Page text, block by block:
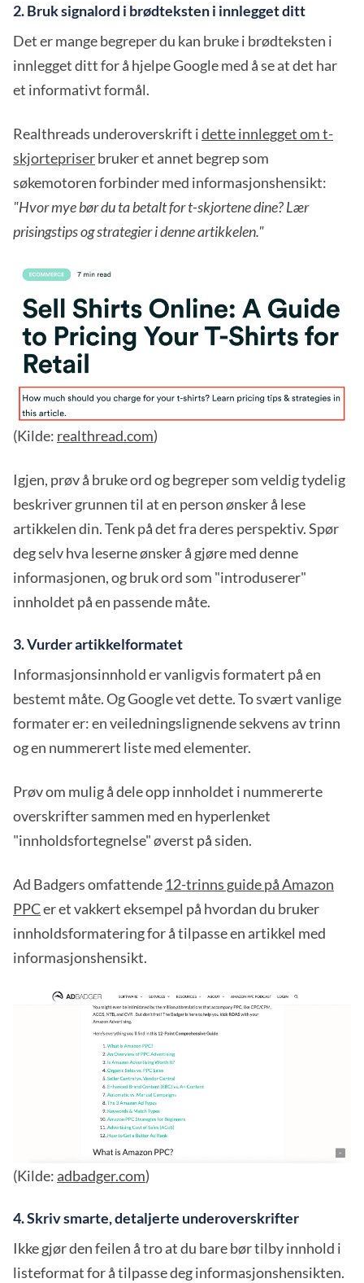
2. Bruk signalord i brødteksten i innlegget ditt
Det er mange begreper du kan bruke i brødteksten i
innlegget ditt for å hjelpe Google med å se at det har
et informativt formål.
Realthreads underoverskrift idette innlegget om t-
skjortepriserbruker et annet begrep som
søkemotoren forbinder med informasjonshensikt:
"Hvor mye bør du ta betalt for t-skjortene dine? Lær
prisingstips og strategier i denne artikkelen."
(Kilde: realthread.com)
Igjen, prøv å bruke ord og begreper som veldig tydelig
beskriver grunnen til at en person ønsker å lese
artikkelen din. Tenk på det fra deres perspektiv. Spør
deg selv hva leserne ønsker å gjøre med denne
informasjonen, og bruk ord som "introduserer"
innholdet på en passende måte.
3. Vurder artikkelformatet
Informasjonsinnhold er vanligvis formatert på en
bestemt måte. Og Google vet dette. To svært vanlige
formater er: en veiledningslignende sekvens av trinn
og en nummerert liste med elementer.
Prøv om mulig å dele opp innholdet i nummererte
overskrifter sammen med en hyperlenket
"innholdsfortegnelse" øverst på siden.
Ad Badgers omfattende 12-trinns guide på Amazon
PPCer et vakkert eksempel på hvordan du bruker
innholdsformatering for å tilpasse en artikkel med
informasjonshensikt.
(Kilde: adbadger.com)
4. Skriv smarte, detaljerte underoverskrifter
Ikke gjør den feilen å tro at du bare bør tilby innhold i
listeformat for å tilpasse deg informasjonshensikten.